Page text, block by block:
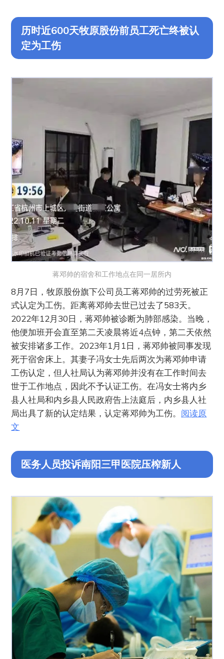
历时近600天牧原股份前员工死亡终被认
定为工伤
蒋邓帅的宿舍和工作地点在同一居所内
8月7日，牧原股份旗下公司员工蒋邓帅的过劳死被正
式认定为工伤。距离蒋邓帅去世已过去了583天。
2022年12月30日，蒋邓帅被诊断为肺部感染。当晚，
他便加班开会直至第二天凌晨将近4点钟，第二天依然
被安排诸多工作。2023年1月1日，蒋邓帅被同事发现
死于宿舍床上。其妻子冯女士先后两次为蒋邓帅申请
工伤认定，但人社局认为蒋邓帅并没有在工作时间去
世于工作地点，因此不予认证工伤。在冯女士将内乡
县人社局和内乡县人民政府告上法庭后，内乡县人社
局出具了新的认定结果，认定蒋邓帅为工伤。 阅读原
文
医务人员投诉南阳三甲医院压榨新人